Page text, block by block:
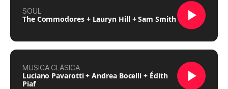
SOUL
The Commodores + Lauryn Hill + Sam Smith
MÚSICA CLÁSICA
Luciano Pavarotti + Andrea Bocelli + Édith
Piaf